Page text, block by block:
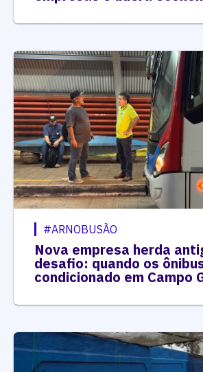
#ARNOBUSÃO
Nova empresa herda
desafio: quando os
condicionado em Campo